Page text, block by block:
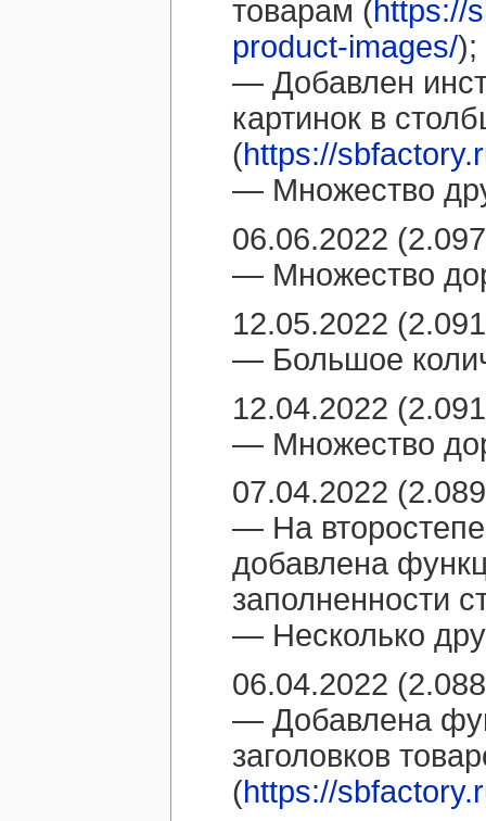
товарам (https://
product-images/);
— Добавлен
картинок в
(https://
— Множество
06.06.2022
— Множество
12.05.2022
— Большое
12.04.2022
— Множество
07.04.2022
— На
добавлена
заполненности
— Несколько
06.04.2022
— Добавлена
заголовков
(https://